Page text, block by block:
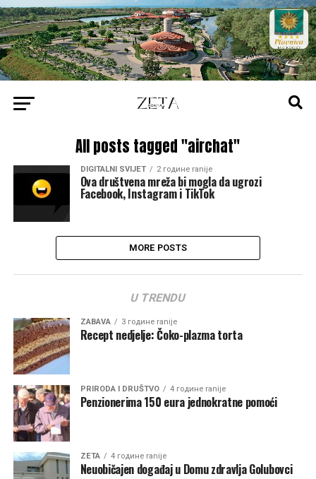
All posts tagged "airchat"
DIGITALNI SVIJET 2 године ranije
Ova društvena mreža bi mogla da ugrozi
Facebook, Instagram i TikTok
MORE POSTS
U TRENDU
ZABAVA 3 године ranije
Recept nedjelje: Čoko-plazma torta
PRIRODA I DRUŠTVO 4 године ranije
Penzionerima 150 eura jednokratne pomoći
ZETA 4 године ranije
Neuobičajen događaj u Domu zdravlja Golubovci